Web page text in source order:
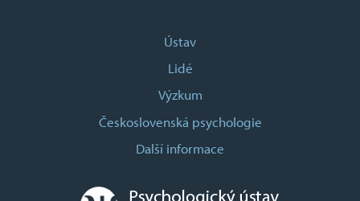
Ústav
Lidé
Výzkum
Československá psychologie
Další informace